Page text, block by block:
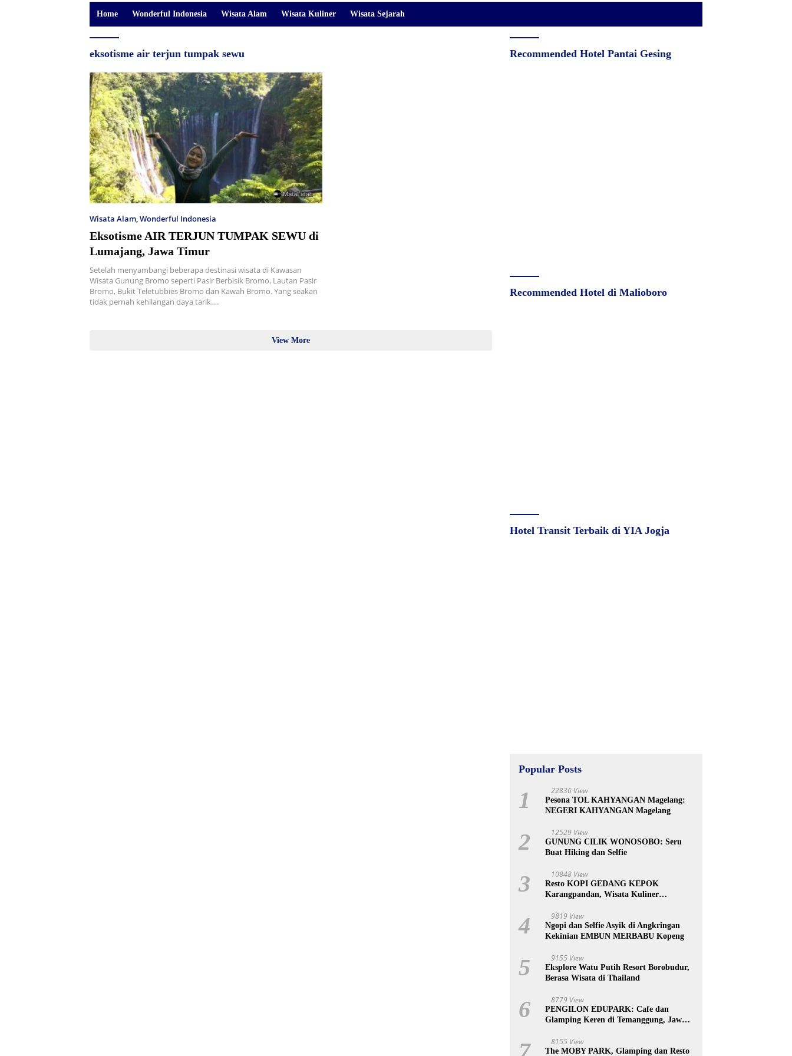
Home Wonderful Indonesia Wisata Alam Wisata Kuliner Wisata Sejarah
eksotisme air terjun tumpak sewu
Wisata Alam,Wonderful Indonesia
Eksotisme AIR TERJUN TUMPAK SEWU di
Lumajang, Jawa Timur
Setelah menyambangi beberapa destinasi wisata di Kawasan
Wisata Gunung Bromo seperti Pasir Berbisik Bromo, Lautan Pasir
Bromo, Bukit Teletubbies Bromo dan Kawah Bromo. Yang seakan
tidak pernah kehilangan daya tarik….
View More
Recommended Hotel Pantai Gesing
Recommended Hotel di Malioboro
Hotel Transit Terbaik di YIA Jogja
Popular Posts
1 22836 View
Pesona TOL KAHYANGAN Magelang:
NEGERI KAHYANGAN Magelang
2 12529 View
GUNUNG CILIK WONOSOBO: Seru
Buat Hiking dan Selfie
3 10848 View
Resto KOPI GEDANG KEPOK
Karangpandan, Wisata Kuliner
4 9819 View
Ngopi dan Selfie Asyik di Angkringan
Kekinian EMBUN MERBABU Kopeng
5 9155 View
Eksplore Watu Putih Resort Borobudur,
Berasa Wisata di Thailand
6 8779 View
PENGILON EDUPARK: Cafe dan
Glamping Keren di Temanggung, Jawa
8155 View
The MOBY PARK, Glamping dan Resto